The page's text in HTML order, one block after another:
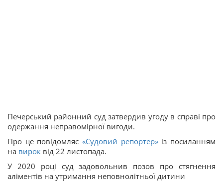
Печерський районний суд затвердив угоду в справі про
одержання неправомірної вигоди.
Про це повідомляє «Судовий репортер»із посиланням
на вирок від 22 листопада.
У 2020 році суд задовольнив позов про стягнення
аліментів на утримання неповнолітньої дитини